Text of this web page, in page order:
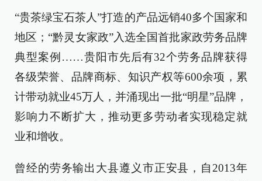
“贵茶绿宝石茶人”打造的产品远销40多个国家和
地区；“黔灵女家政”入选全国首批家政劳务品牌
典型案例……贵阳市先后有32个劳务品牌获得
各级荣誉、品牌商标、知识产权等600余项，累
计带动就业45万人，并涌现出一批“明星”品牌，
影响力不断扩大，推动更多劳动者实现稳定就
业和增收。
曾经的劳务输出大县遵义市正安县，自2013年